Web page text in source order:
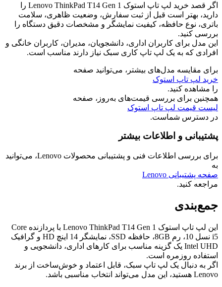
اگر قصد خرید لپ تاپ استوک Lenovo ThinkPad T14 Gen 1 را
دارید، بهتر است قبل از ثبت سفارش، وضعیت ظاهری، سلامت
باتری، نوع حافظه، کیفیت نمایشگر و مشخصات دقیق دستگاه را
بررسی کنید.
این مدل برای کاربران اداری، دانشجویان، مدیران، کاربران خانگی و
افرادی که به یک لپ تاپ کاری سبک نیاز دارند مناسب است.
برای مقایسه مدل‌های بیشتر، می‌توانید صفحه
خرید لپ تاپ استوک
را مشاهده کنید.
همچنین برای بررسی قیمت‌های به‌روز، صفحه
لیست قیمت لپ تاپ استوک
در دسترس شماست.
پشتیبانی و اطلاعات بیشتر
برای بررسی اطلاعات فنی و پشتیبانی محصولات Lenovo، می‌توانید
به
صفحه پشتیبانی Lenovo
مراجعه کنید.
جمع‌بندی
این لپ تاپ استوک Lenovo ThinkPad T14 Gen 1 با پردازنده Core
i5 نسل 10، رم 8GB، حافظه SSD، نمایشگر 14 اینچ HD و گرافیک
Intel UHD یک گزینه مناسب برای کارهای اداری، دانشجویی و
استفاده روزمره است.
اگر به دنبال یک لپ تاپ سبک، قابل اعتماد و خوش‌ساخت از برند
Lenovo هستید، این مدل می‌تواند انتخاب مناسبی باشد.